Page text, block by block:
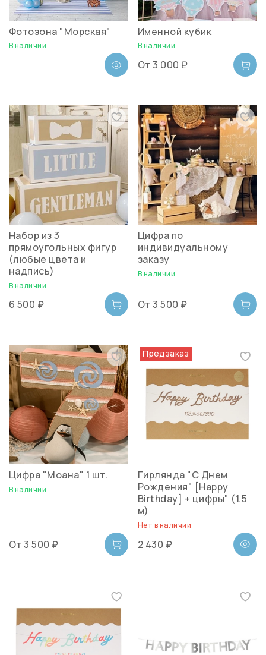
Фотозона "Морская"
В наличии
Именной кубик
В наличии
От 3 000 ₽
Набор из 3
прямоугольных фигур
(любые цвета и
надпись)
В наличии
6 500 ₽
Цифра по
индивидуальному
заказу
В наличии
От 3 500 ₽
Цифра "Моана" 1 шт.
В наличии
От 3 500 ₽
Предзаказ
Гирлянда "С Днем
Рождения" [Happy
Birthday] + цифры" (1.5
м)
Нет в наличии
2 430 ₽